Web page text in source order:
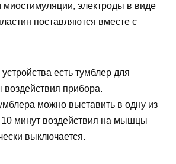
электроды в виде
поставляются вместе с
есть тумблер для
воздействия прибора.
можно выставить в одну из
минут воздействия на мышцы
выключается.